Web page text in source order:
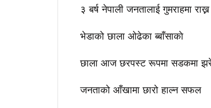
३ बर्ष नेपाली जनतालाई गुमराहमा
भेडाको छाला आ‌ेढेका ब्बाँसाकाे
छाला आज छरपस्ट रूपमा सडकमा
जनताको आँखामा छारो हाल्न सफल